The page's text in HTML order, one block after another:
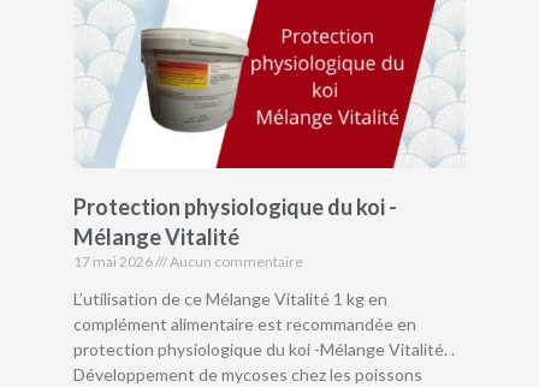
Protection physiologique du koi -
Mélange Vitalité
17 mai 2026 Aucun commentaire
L’utilisation de ce Mélange Vitalité 1 kg en
complément alimentaire est recommandée en
protection physiologique du koi -Mélange Vitalité. .
Développement de mycoses chez les poissons